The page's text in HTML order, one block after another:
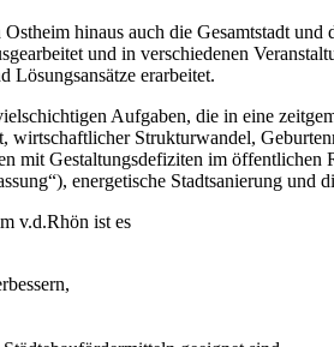
hinaus auch die Gesamtstadt
und in verschiedenen
Lösungsansätze erarbeitet.
Aufgaben, die in eine
Strukturwandel,
mit Gestaltungsdefiziten im
energetische Stadtsanierung und
v.d.Rhön ist es